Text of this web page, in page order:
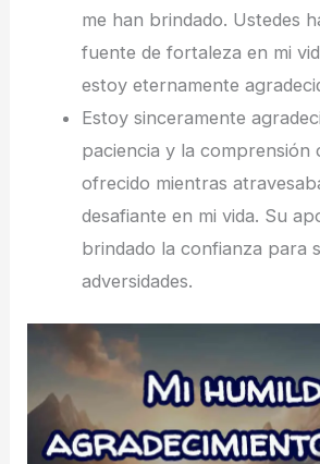
me han brindado. Ustedes
fuente de fortaleza en mi
estoy eternamente
Estoy sinceramente
paciencia y la comprensión
ofrecido mientras
desafiante en mi vida. Su
brindado la confianza para
adversidades.